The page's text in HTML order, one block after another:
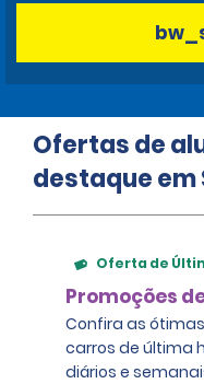
Ofertas de
destaque em
Oferta de
Promoções
Confira as
carros de última
diários e